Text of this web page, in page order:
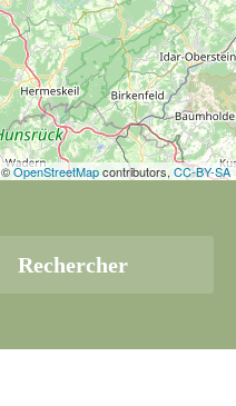
©OpenStreetMapcontributors, CC-BY-SA
Rechercher